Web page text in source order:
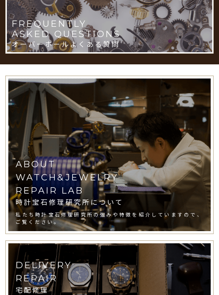
FREQUENTLY
ASKED QUESTIONS
オーバーホールよくある質問
ABOUT
WATCH&JEWELRY
REPAIR LAB
時計宝石修理研究所について
私たち時計宝石修理研究所の強みや特徴を紹介していますので、
ご覧ください。
DELIVERY
REPAIR
宅配修理